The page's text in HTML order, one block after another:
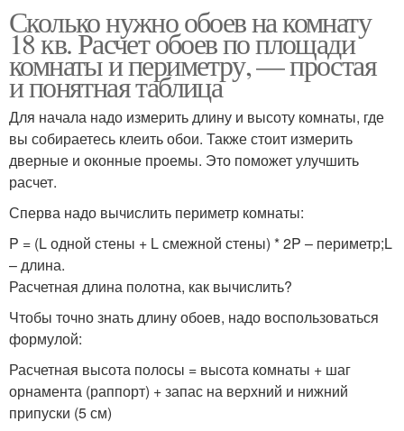
Сколько нужно обоев на комнату
18 кв. Расчет обоев по площади
комнаты и периметру, — простая
и понятная таблица
Для начала надо измерить длину и высоту комнаты, где
вы собираетесь клеить обои. Также стоит измерить
дверные и оконные проемы. Это поможет улучшить
расчет.
Сперва надо вычислить периметр комнаты:
P = (L одной стены + L смежной стены) * 2P – периметр;L
– длина.
Расчетная длина полотна, как вычислить?
Чтобы точно знать длину обоев, надо воспользоваться
формулой:
Расчетная высота полосы = высота комнаты + шаг
орнамента (раппорт) + запас на верхний и нижний
припуски (5 см)